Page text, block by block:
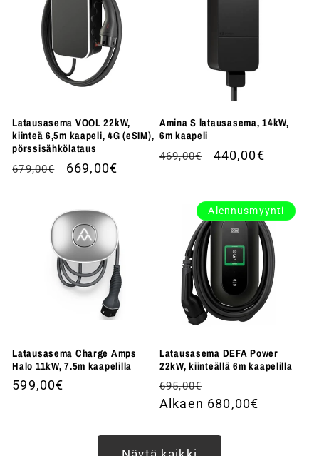
Latausasema VOOL 22kW,
kiinteä 6,5m kaapeli, 4G (eSIM),
pörssisähkölataus
Normaalihinta
679,00€ Alennushinta
669,00€
Amina S latausasema, 14kW,
6m kaapeli
Normaalihinta
469,00€ Alennushinta
440,00€
Latausasema Charge Amps
Halo 11kW, 7.5m kaapelilla
Normaalihinta
599,00€
Alennusmyynti
Latausasema DEFA Power
22kW, kiinteällä 6m kaapelilla
Normaalihinta
695,00€
Alkaen 680,00€